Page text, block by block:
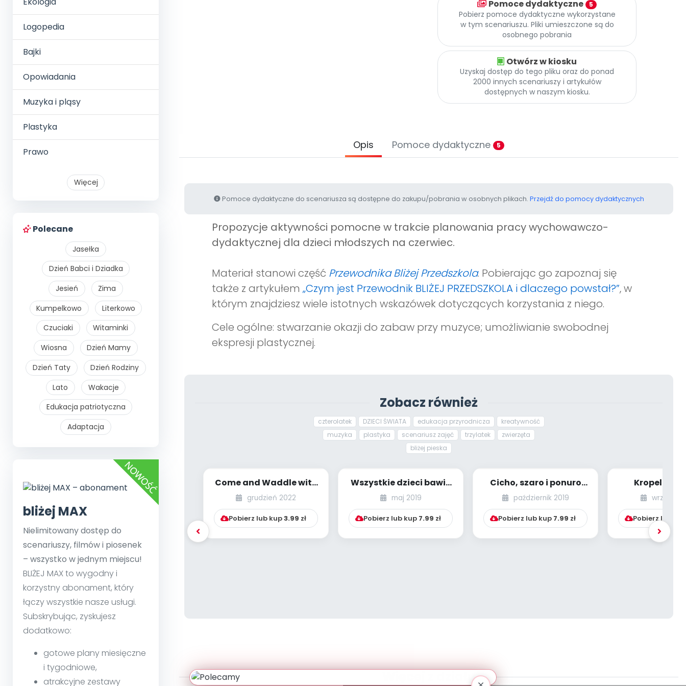
Logopedia
Bajki
Opowiadania
Muzyka i pląsy
Plastyka
Prawo
Więcej
Polecane
Jasełka
Dzień Babci i Dziadka
Jesień
Zima
Kumpelkowo
Literkowo
Czuciaki
Witaminki
Wiosna
Dzień Mamy
Dzień Taty
Dzień Rodziny
Lato
Wakacje
Edukacja patriotyczna
Adaptacja
bliżej MAX
Nielimitowany dostęp do
scenariuszy, filmów i piosenek
– wszystko w jednym miejscu!
BLIŻEJ MAX to wygodny i
korzystny abonament, który
łączy wszystkie nasze usługi.
Subskrybując, zyskujesz
dodatkowo:
gotowe plany miesięczne
i tygodniowe,
atrakcyjne zestawy
Pomoce dydaktyczne 5
Pobierz pomoce dydaktyczne wykorzystane
w tym scenariuszu. Pliki umieszczone są do
osobnego pobrania
Otwórz w kiosku
Uzyskaj dostęp do tego pliku oraz do ponad
2000 innych scenariuszy i artykułów
dostępnych w naszym kiosku.
Opis Pomoce dydaktyczne 5
Pomoce dydaktyczne do scenariusza są dostępne do zakupu/pobrania w osobnych plikach. Przejdź do pomocy dydaktycznych
Propozycje aktywności pomocne w trakcie planowania pracy wychowawczo-
dydaktycznej dla dzieci młodszych na czerwiec.
Materiał stanowi część Przewodnika Bliżej Przedszkola. Pobierając go zapoznaj się
także z artykułem „Czym jest Przewodnik BLIŻEJ PRZEDSZKOLA i dlaczego powstał?”, w
którym znajdziesz wiele istotnych wskazówek dotyczących korzystania z niego.
Cele ogólne: stwarzanie okazji do zabaw przy muzyce; umożliwianie swobodnej
ekspresji plastycznej.
Zobacz również
czterolatek DZIECI ŚWIATA edukacja przyrodnicza
kreatywność
muzyka
plastyka scenariusz zajęć trzylatek
zwierzęta
bliżej pieska
Come and Waddle with
Me!
grudzień 2022
Pobierz lub kup3.99 zł
Wszystkie dzieci bawią
się [PBP - dzieci
młodsze - nume...
maj 2019
Pobierz lub kup 7.99 zł
Cicho, szaro i ponuro
[PBP - dzieci młodsze -
numer 5]...
październik 2019
Pobierz lub kup 7.99 zł
Kropelki
tańczą pod
– jesienną
wrzesień
Pobierz lub
Więcej z działu